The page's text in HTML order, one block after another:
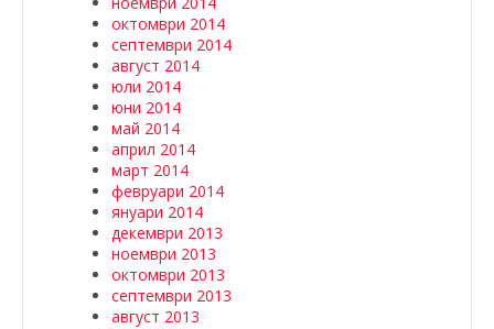
октомври 2014
септември 2014
август 2014
юли 2014
юни 2014
май 2014
април 2014
март 2014
февруари 2014
януари 2014
декември 2013
ноември 2013
октомври 2013
септември 2013
август 2013